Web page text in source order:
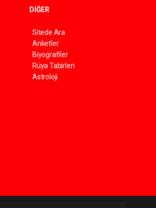
DİĞER
Sitede Ara
Anketler
Biyografiler
Rüya Tabirleri
Astroloji